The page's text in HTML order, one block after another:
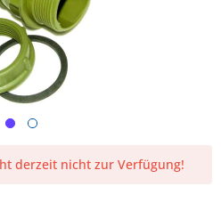
derzeit nicht zur Verfügung!